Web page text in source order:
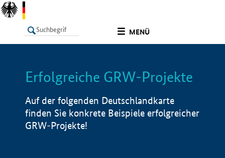
MENÜ
LISTE Info
Erfolgreiche GRW-Projekte
Auf der folgenden Deutschlandkarte
finden Sie konkrete Beispiele erfolgreicher
GRW-Projekte!